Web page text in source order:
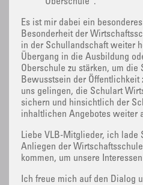
Es ist mir dabei ein
Besonderheit der
in der Schullandschaft weiter
Übergang in die Ausbildung
Oberschule zu stärken, um die
Bewusstsein der
uns gelingen, die Schulart
sichern und hinsichtlich der
inhaltlichen Angebotes weiter
Liebe VLB-Mitglieder, ich
Anliegen der
kommen, um unsere
Ich freue mich auf den Dialog